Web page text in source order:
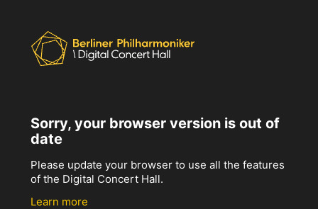
Sorry, your browser version is out of
date
Please update your browser to use all the features
of the Digital Concert Hall.
Learn more